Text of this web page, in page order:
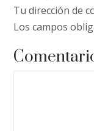
Tu dirección de
Los campos